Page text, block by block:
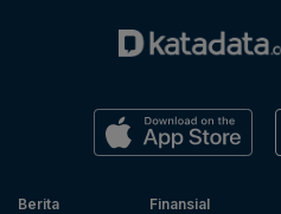
Berita
Finansial